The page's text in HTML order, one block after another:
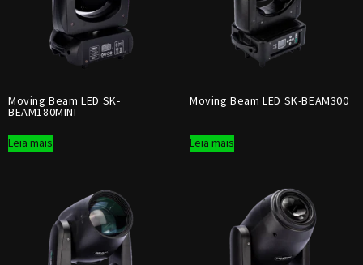
Moving Beam LED SK-
BEAM180MINI
Leia mais
Moving Beam LED SK-BEAM300
Leia mais